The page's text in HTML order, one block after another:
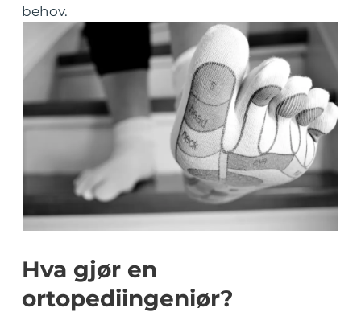
behov.
Hva gjør en
ortopediingeniør?